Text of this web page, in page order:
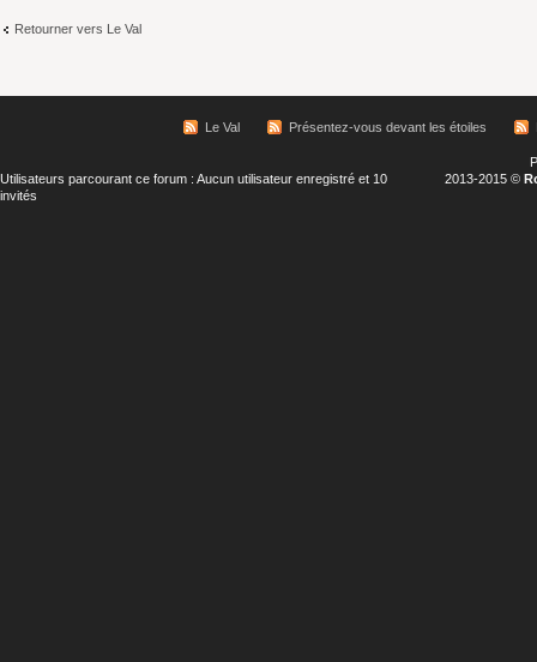
Retourner vers Le Val
Le Val Présentez-vous devant les étoiles
Utilisateurs parcourant ce forum : Aucun utilisateur enregistré et 10
invités
2013-2015 ©